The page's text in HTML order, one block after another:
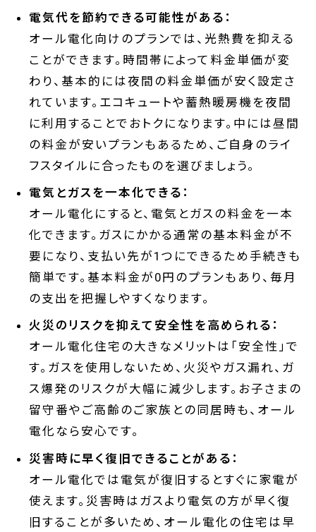
電気代を節約できる可能性がある：
オール電化向けのプランでは、光熱費を抑える
ことができます。時間帯によって料金単価が変
わり、基本的には夜間の料金単価が安く設定さ
れています。エコキュートや蓄熱暖房機を夜間
に利用することでおトクになります。中には昼間
の料金が安いプランもあるため、ご自身のライ
フスタイルに合ったものを選びましょう。
電気とガスを一本化できる：
オール電化にすると、電気とガスの料金を一本
化できます。ガスにかかる通常の基本料金が不
要になり、支払い先が1つにできるため手続きも
簡単です。基本料金が0円のプランもあり、毎月
の支出を把握しやすくなります。
火災のリスクを抑えて安全性を高められる：
オール電化住宅の大きなメリットは「安全性」で
す。ガスを使用しないため、火災やガス漏れ、ガ
ス爆発のリスクが大幅に減少します。お子さまの
留守番やご高齢のご家族との同居時も、オール
電化なら安心です。
災害時に早く復旧できることがある：
オール電化では電気が復旧するとすぐに家電が
使えます。災害時はガスより電気の方が早く復
旧することが多いため、オール電化の住宅は早